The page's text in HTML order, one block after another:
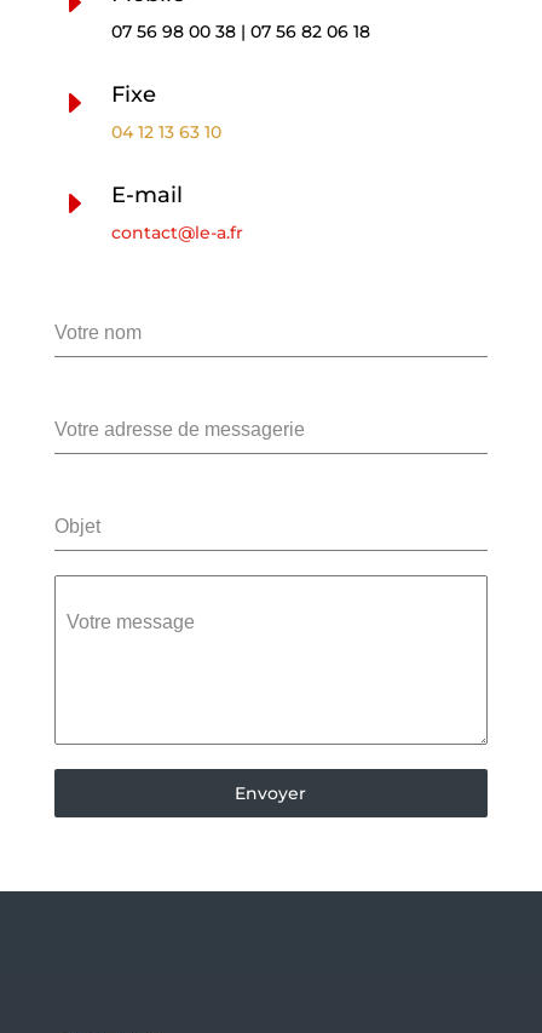
07 56 98 00 38 | 07 56 82 06 18
E Fixe
04 12 13 63 10
E E-mail
contact@le-a.fr
Votre nom
Votre adresse de messagerie
Objet
Votre message
Envoyer